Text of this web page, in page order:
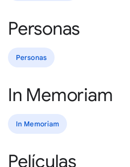
Personas
Personas
In Memoriam
In Memoriam
Películas